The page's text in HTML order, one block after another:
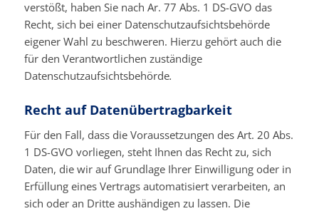
verstößt, haben Sie nach Ar. 77 Abs. 1 DS-GVO das
Recht, sich bei einer Datenschutzaufsichtsbehörde
eigener Wahl zu beschweren. Hierzu gehört auch die
für den Verantwortlichen zuständige
Datenschutzaufsichtsbehörde.
Recht auf Datenübertragbarkeit
Für den Fall, dass die Voraussetzungen des Art. 20 Abs.
1 DS-GVO vorliegen, steht Ihnen das Recht zu, sich
Daten, die wir auf Grundlage Ihrer Einwilligung oder in
Erfüllung eines Vertrags automatisiert verarbeiten, an
sich oder an Dritte aushändigen zu lassen. Die